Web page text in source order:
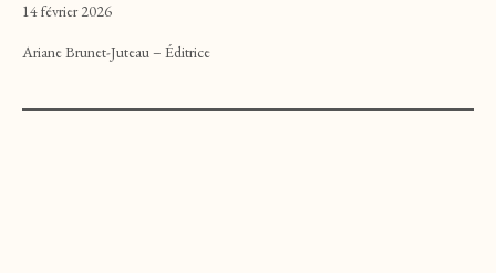
14 février 2026
Ariane Brunet-Juteau – Éditrice